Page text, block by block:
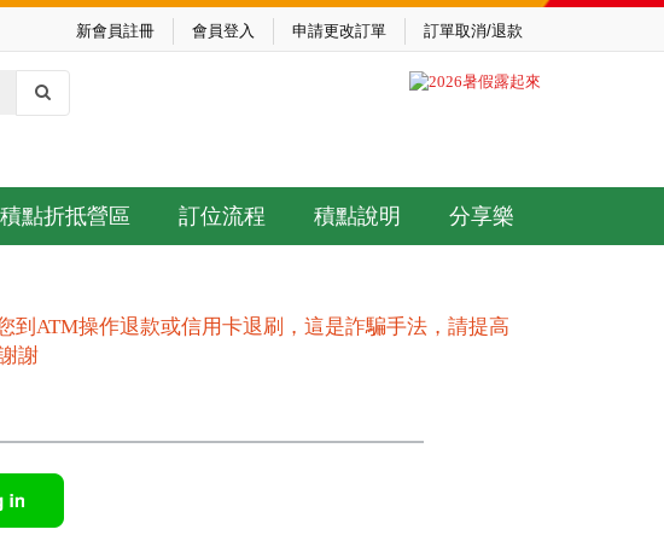
新會員註冊 會員登入 申請更改訂單 訂單取消/退款
積點折抵營區 訂位流程 積點說明 分享樂
到ATM操作退款或信用卡退刷，這是詐騙手法，請提高
謝